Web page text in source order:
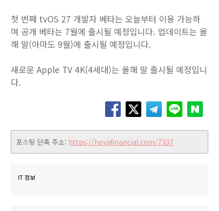
첫 번째 tvOS 27 개발자 베타는 오늘부터 이용 가능하
며 공개 베타는 7월에 출시될 예정입니다. 업데이트는 올
해 말(아마도 9월)에 출시될 예정입니다.
새로운 Apple TV 4K(4세대)는 올해 말 출시될 예정입니
다.
포스팅 단축 주소: https://hoyafinancial.com/7337
IT 정보